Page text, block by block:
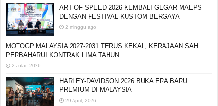
ART OF SPEED 2026 KEMBALI GEGAR MAEPS
DENGAN FESTIVAL KUSTOM BERGAYA
2 minggu ago
MOTOGP MALAYSIA 2027-2031 TERUS KEKAL, KERAJAAN SAH
PERBAHARUI KONTRAK LIMA TAHUN
2 Julai, 2026
HARLEY-DAVIDSON 2026 BUKA ERA BARU
PREMIUM DI MALAYSIA
29 April, 2026